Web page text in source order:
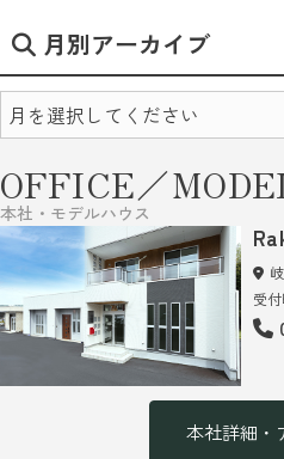
月別アーカイブ
OFFICE／
本社・モデルハウス
受
本社詳細・